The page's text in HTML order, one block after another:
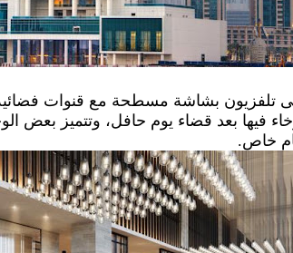
تلفزيون بشاشة مسطحة مع قنوات
فيها بعد قضاء يوم حافل، وتتميز بعض
خاص.